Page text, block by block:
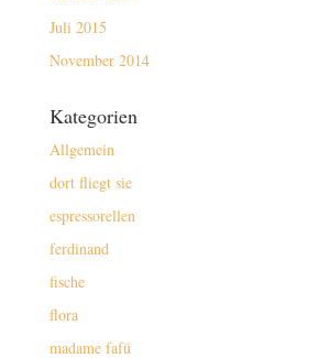
Juli 2015
November 2014
Kategorien
Allgemein
dort fliegt sie
espressorellen
ferdinand
fische
flora
madame fafü